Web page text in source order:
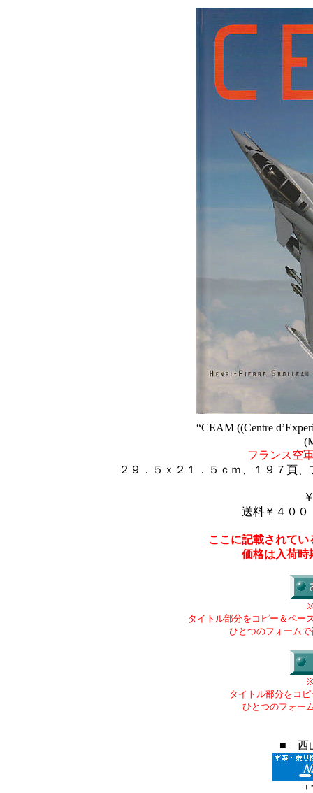
“CEAM ((Centre
フランス空
２９．５ｘ２１．５ｃｍ、１９７頁
送料￥４００
ここに記載されて
価格は入荷時
タイトル部分をコピー＆ペー
ひとつのフォーム
タイトル部分をコ
ひとつのフォー
■ 西
+